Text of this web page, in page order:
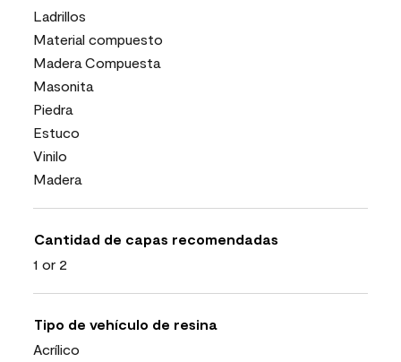
Ladrillos
Material compuesto
Madera Compuesta
Masonita
Piedra
Estuco
Vinilo
Madera
Cantidad de capas recomendadas
1 or 2
Tipo de vehículo de resina
Acrílico